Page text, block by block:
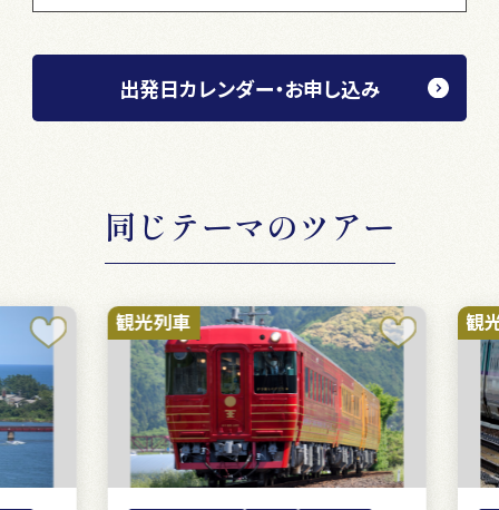
出発日カレンダー・お申し込み
同じテーマのツアー
観光列車 観光